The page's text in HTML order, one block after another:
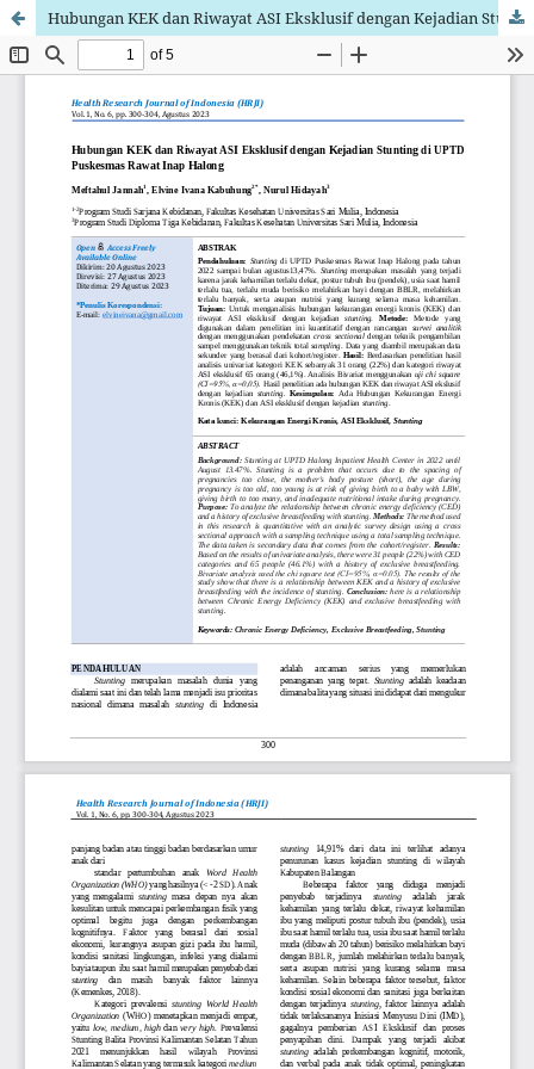
Hubungan KEK dan Riwayat ASI Eksklusif dengan Kejadian Stunting di UPTD Puskesmas Rawat Inap Halong